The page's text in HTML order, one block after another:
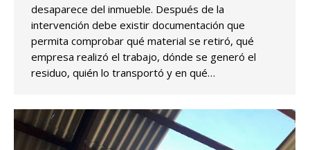
desaparece del inmueble. Después de la
intervención debe existir documentación que
permita comprobar qué material se retiró, qué
empresa realizó el trabajo, dónde se generó el
residuo, quién lo transportó y en qué…